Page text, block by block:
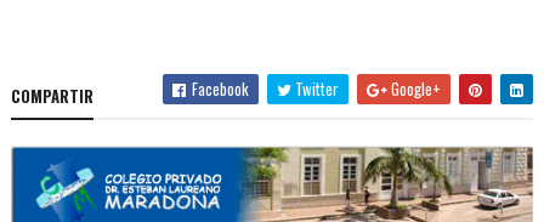
COMPARTIR Facebook Twitter Google+